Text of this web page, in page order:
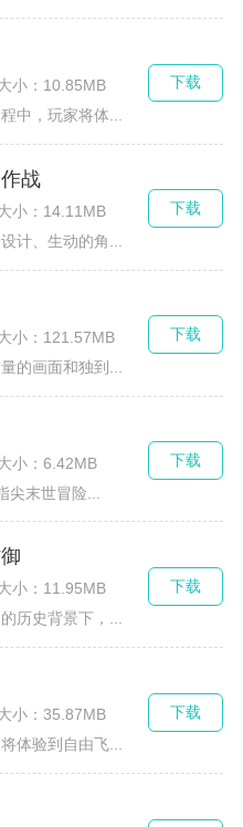
小：10.85MB
中，玩家将体...
下载
战
小：14.11MB
计、生动的角...
下载
小：121.57MB
的画面和独到...
下载
小：6.42MB
尖末世冒险...
下载
小：11.95MB
历史背景下，...
下载
小：35.87MB
体验到自由飞...
下载